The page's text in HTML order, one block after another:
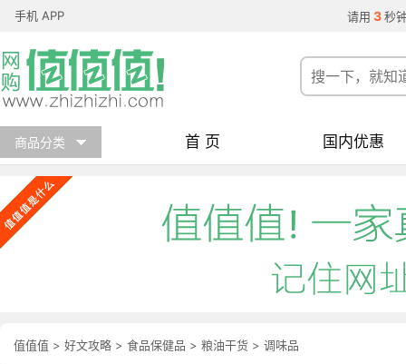
手机 APP 请用 3 秒
商品分类 首 页 国内优惠
值值值 > 好文攻略 > 食品保健品 > 粮油干货 > 调味品